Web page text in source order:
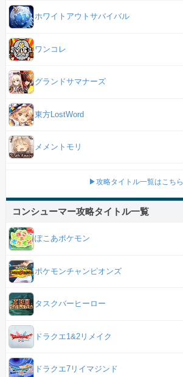
ホワイトアウトサバイバル
ワンコレ
グランドサマナーズ
東方LostWord
メメントモリ
▶攻略タイトル一覧はこちら
コンシューマー攻略タイトル一覧
ぽこあポケモン
ポケモンチャンピオンズ
タスクバーヒーロー
ドラクエ1&2リメイク
ドラクエ7リイマジンド